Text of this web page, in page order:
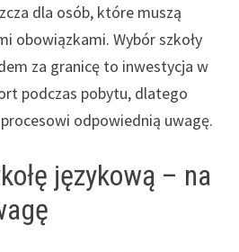
dla osób, które muszą
obowiązkami. Wybór szkoły
za granicę to inwestycja w
podczas pobytu, dlatego
odpowiednią uwagę.
językową – na